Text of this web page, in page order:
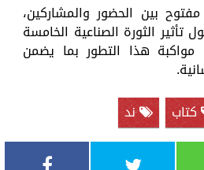
بين الحضور والمشاركين،
تأثير الثورة الصناعية الخامسة
هذا التطور بما يضمن
كتاب ند